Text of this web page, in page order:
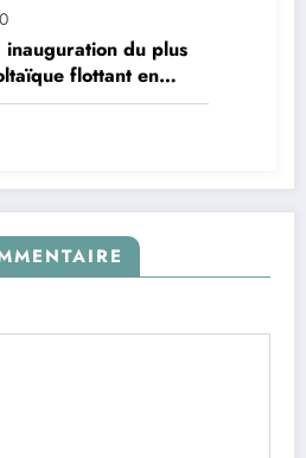
0
du plus
flottant en